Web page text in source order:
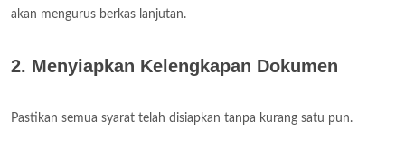
akan mengurus berkas lanjutan.
2. Menyiapkan Kelengkapan Dokumen
Pastikan semua syarat telah disiapkan tanpa kurang satu pun.